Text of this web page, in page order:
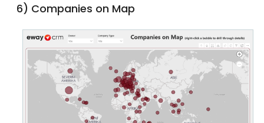
6) Companies on Map